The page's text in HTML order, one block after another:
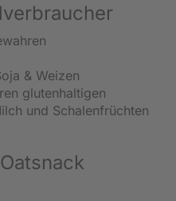
& Weizen
glutenhaltigen
und Schalenfrüchten